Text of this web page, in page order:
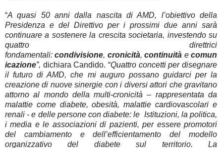
“A quasi 50 anni dalla nascita di AMD, l’obiettivo della
Presidenza e del Direttivo per i prossimi due anni sarà
continuare a sostenere la crescita societaria, investendo su
quattro direttrici
fondamentali:condivisione, cronicità,continuità ecomun
icazione”, dichiara Candido. “Quattro concetti perdisegnare
il futuro di AMD, che mi auguro possano guidarci per la
creazione di nuove sinergie con i diversi attori che gravitano
attorno al mondo della multi-cronicità – rappresentata da
malattie come diabete, obesità, malattie cardiovascolari e
renali - e delle persone con diabete: le Istituzioni, la politica,
i media e le associazioni di pazienti, per essere promotori
del cambiamento e dell’efficientamento del modello
organizzativo del diabete sul territorio. La